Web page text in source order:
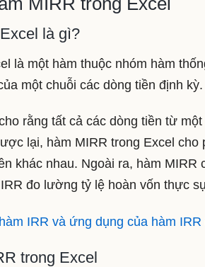
là gì?
là một hàm thuộc nhóm hàm
một chuỗi các dòng tiền định kỳ.
rằng tất cả các dòng tiền từ
lại, hàm MIRR trong Excel
khác nhau. Ngoài ra, hàm
đo lường tỷ lệ hoàn vốn thực
IRR và ứng dụng của hàm
trong Excel